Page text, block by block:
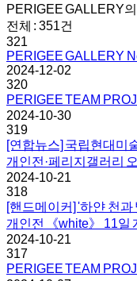
PERIGEE GALLERY
전체 : 351건
321
PERIGEE GALLERY
2024-12-02
320
PERIGEE TEAM
2024-10-30
319
[연합뉴스] 국립현대미
개인전·페리지갤러리
2024-10-21
318
[핸드메이커] '하얀 천
개인전 《white》 11일
2024-10-21
317
PERIGEE TEAM